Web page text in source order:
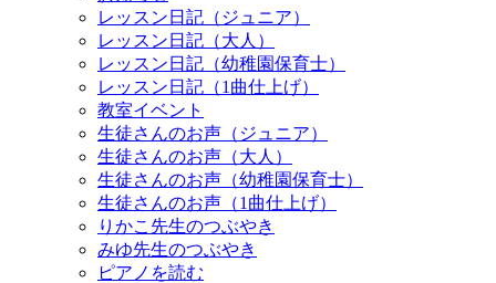
レッスン日記（ジュニア）
レッスン日記（大人）
レッスン日記（幼稚園保育士）
レッスン日記（1曲仕上げ）
教室イベント
生徒さんのお声（ジュニア）
生徒さんのお声（大人）
生徒さんのお声（幼稚園保育士）
生徒さんのお声（1曲仕上げ）
りかこ先生のつぶやき
みゆ先生のつぶやき
ピアノを読む